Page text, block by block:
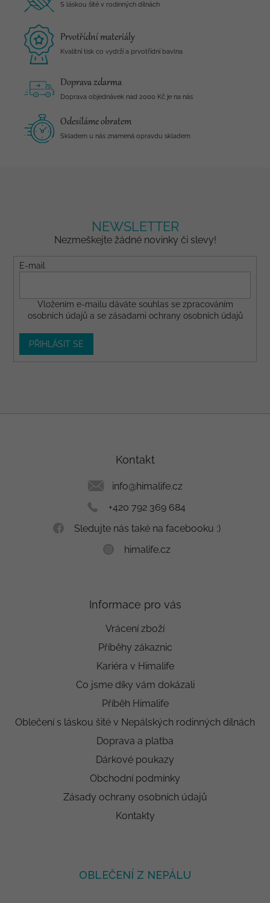
S láskou šité v rodinných dílnách
Prvotřídní materiály
Kvalitní tisk co vydrží a prvotřídní bavlna
Doprava zdarma
Doprava objednávek nad 2000 Kč je na nás
Odesíláme obratem
Skladem u nás znamená opravdu skladem
NEWSLETTER
Nezmeškejte žádné novinky či slevy!
E-mail
Vložením e-mailu dáváte souhlas se zpracováním
osobních údajů a se zásadami ochrany osobních údajů
PŘIHLÁSIT SE
Kontakt
info@himalife.cz
+420 792 369 684
Sledujte nás také na facebooku :)
himalife.cz
Informace pro vás
Vrácení zboží
Příběhy zákaznic
Kariéra v Himalife
Co jsme díky vám dokázali
Příběh Himalife
Oblečení s láskou šité v Nepálských rodinných dílnách
Doprava a platba
Dárkové poukazy
Obchodní podmínky
Zásady ochrany osobních údajů
Kontakty
OBLEČENÍ Z NEPÁLU